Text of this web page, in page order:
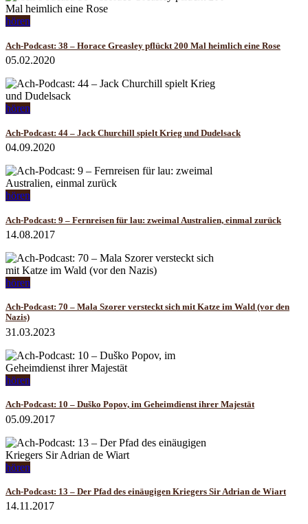
hören
Ach-Podcast: 38 – Horace Greasley pflückt 200 Mal heimlich eine Rose
05.02.2020
hören
Ach-Podcast: 44 – Jack Churchill spielt Krieg und Dudelsack
04.09.2020
hören
Ach-Podcast: 9 – Fernreisen für lau: zweimal Australien, einmal zurück
14.08.2017
hören
Ach-Podcast: 70 – Mala Szorer versteckt sich mit Katze im Wald (vor den
Nazis)
31.03.2023
hören
Ach-Podcast: 10 – Duško Popov, im Geheimdienst ihrer Majestät
05.09.2017
hören
Ach-Podcast: 13 – Der Pfad des einäugigen Kriegers Sir Adrian de Wiart
14.11.2017